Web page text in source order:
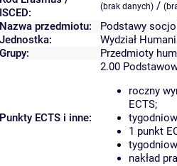
ISCED:
(brak danych) /
Nazwa przedmiotu:
Podstawy
Jednostka:
Wydział
Grupy:
Przedmioty
Punkty ECTS i inne:
2.00
roczny
ECTS;
1 punkt
nakład